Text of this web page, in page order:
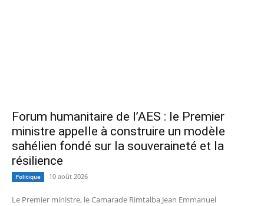
Forum humanitaire de l’AES : le Premier
ministre appelle à construire un modèle
sahélien fondé sur la souveraineté et la
résilience
Politique 10 août 2026
Le Premier ministre, le Camarade Rimtalba Jean Emmanuel